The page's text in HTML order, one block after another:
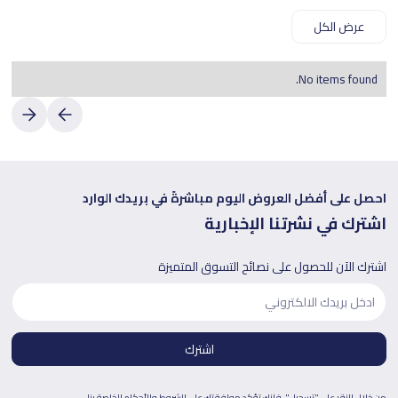
عرض الكل
No items found.
احصل على أفضل العروض اليوم مباشرةً في بريدك الوارد
اشترك في نشرتنا الإخبارية
اشترك الآن للحصول على نصائح التسوق المتميزة